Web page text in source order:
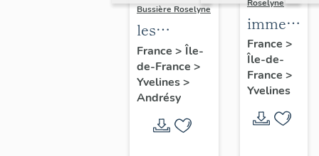
Bussière Roselyne
les
immeubles,
maisons et
fermes du
canton
d'Andrésy
France > Île-
de-France >
Yvelines>
Andrésy
Roselyne
maisons,
fermes
France >
Île-de-
France >
Yvelines